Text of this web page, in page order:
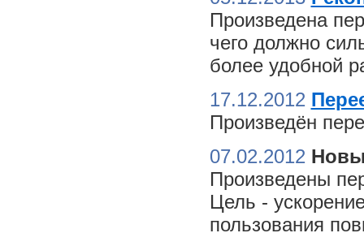
Произведена
чего должно
более удобной
17.12.2012
Произведён
07.02.2012
Произведены
Цель -
пользования